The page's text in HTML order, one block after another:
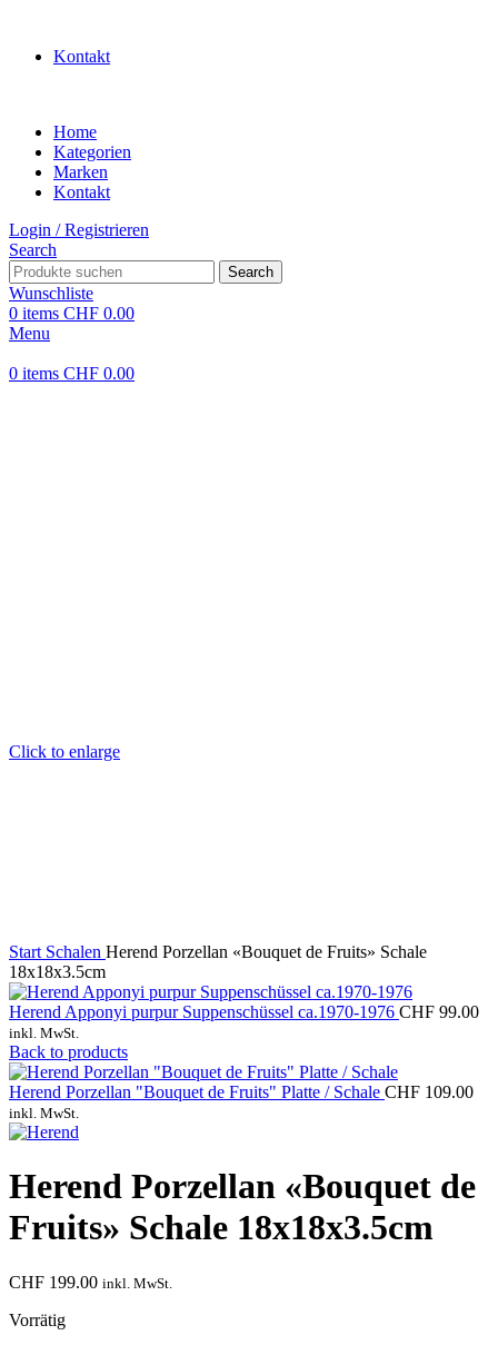
Kontakt
Home
Kategorien
Marken
Kontakt
Login / Registrieren
Search
Search
Wunschliste
0 items CHF 0.00
Menu
0 items CHF 0.00
Click to enlarge
Start Schalen Herend Porzellan «Bouquet de Fruits» Schale
18x18x3.5cm
Herend Apponyi purpur Suppenschüssel ca.1970-1976 CHF 99.00
inkl. MwSt.
Back to products
Herend Porzellan "Bouquet de Fruits" Platte / Schale CHF 109.00
inkl. MwSt.
Herend Porzellan «Bouquet de
Fruits» Schale 18x18x3.5cm
CHF 199.00 inkl. MwSt.
Vorrätig